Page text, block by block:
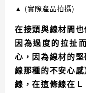
▲ (實際產品拍攝)
在接頭與線材間
因為過度的拉扯
心，因為線材的
線那種的不安心
線，在這條線在